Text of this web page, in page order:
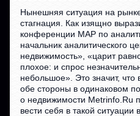
Нынешняя ситуация на
стагнация. Как изящно
конференции МАР по
начальник аналитического
недвижимость», «царит
плохое: и спрос
небольшое». Это значит, что
обе стороны в одинаковом
о недвижимости Metrinfo.Ru
вести себя в такой ситуации